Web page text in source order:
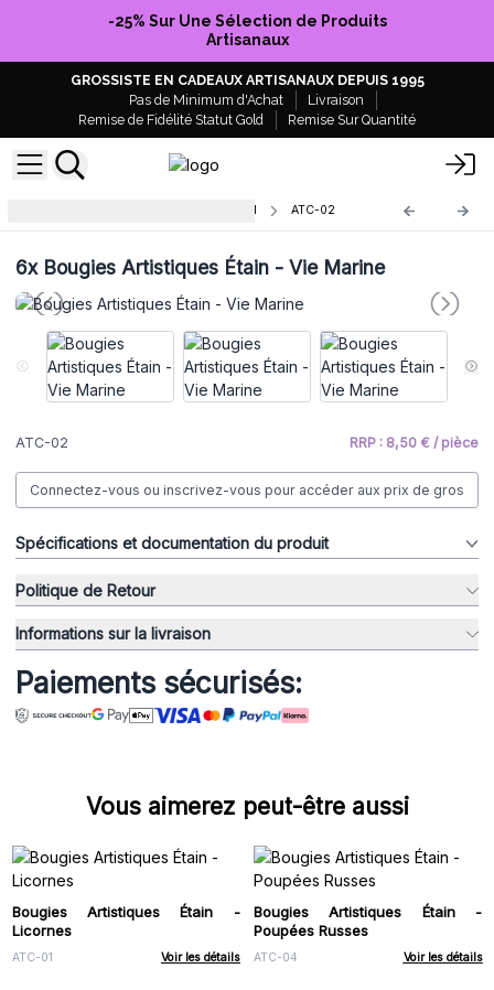
-25% Sur Une Sélection de Produits
Artisanaux
GROSSISTE EN CADEAUX ARTISANAUX DEPUIS 1995
Pas de Minimum d'Achat
Livraison
Remise de Fidélité Statut Gold
Remise Sur Quantité
ATC-02
6xBougies Artistiques Étain - Vie Marine
ATC-02 RRP : 8,50 € / pièce
Connectez-vous ou inscrivez-vous pour accéder aux prix de gros
Spécifications et documentation du produit
Politique de Retour
Informations sur la livraison
Paiements sécurisés:
Vous aimerez peut-être aussi
Bougies Artistiques Étain -
Licornes
ATC-01 Voir les détails
Bougies Artistiques Étain -
Poupées Russes
ATC-04 Voir les détails